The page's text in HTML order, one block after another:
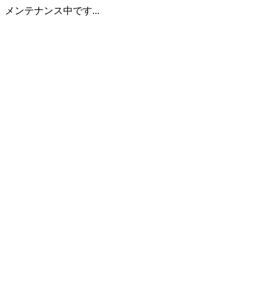
メンテナンス中です...